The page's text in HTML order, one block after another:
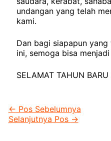
undangan yang telah
kami.
Dan bagi siapapun
ini, semoga bisa
SELAMAT TAHUN
← Pos Sebelumnya
Selanjutnya Pos →